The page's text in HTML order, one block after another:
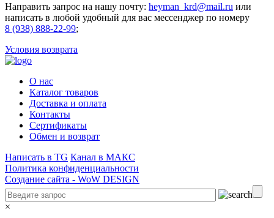
Направить запрос на нашу почту: heyman_krd@mail.ru или
написать в любой удобный для вас мессенджер по номеру
8 (938) 888-22-99;
Условия возврата
О нас
Каталог товаров
Доставка и оплата
Контакты
Сертификаты
Обмен и возврат
Написать в TG Канал в МАКС
Политика конфиденциальности
Создание сайта - WoW DESIGN
×